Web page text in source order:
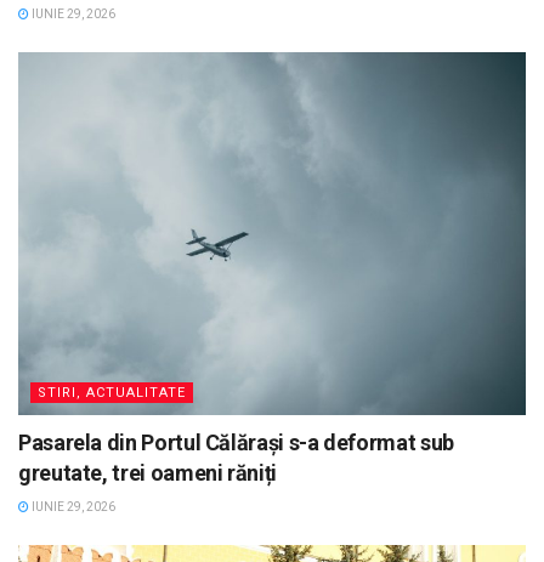
IUNIE 29, 2026
STIRI, ACTUALITATE
Pasarela din Portul Călărași s-a deformat sub
greutate, trei oameni răniți
IUNIE 29, 2026